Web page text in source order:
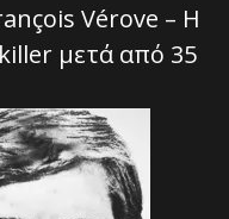
Vérove – Η
μετά από 35